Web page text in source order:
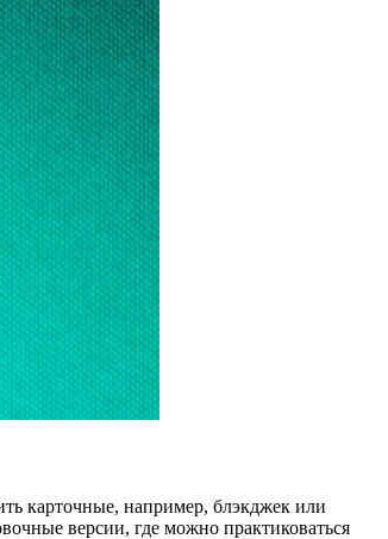
карточные, например, блэкджек или
версии, где можно практиковаться